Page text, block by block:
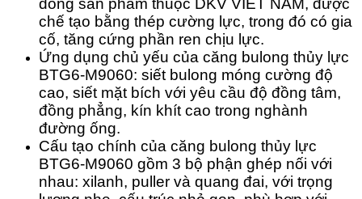
dòng sản phẩm thuộc DKV VIET NAM, được
chế tạo bằng thép cường lực, trong đó có gia
cố, tăng cứng phần ren chịu lực.
Ứng dụng chủ yếu của căng bulong thủy lực
BTG6-M9060: siết bulong móng cường độ
cao, siết mặt bích với yêu cầu độ đồng tâm,
đồng phẳng, kín khít cao trong nghành
đường ống.
Cấu tạo chính của căng bulong thủy lực
BTG6-M9060 gồm 3 bộ phận ghép nối với
nhau: xilanh, puller và quang đai, với trọng